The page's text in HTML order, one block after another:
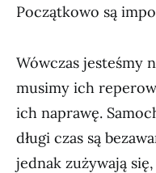
Początkowo są
Wówczas jesteśmy
musimy ich
ich naprawę.
długi czas są
jednak zużywają